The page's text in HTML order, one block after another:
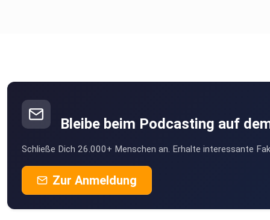
Bleibe beim Podcasting auf
Schließe Dich 26.000+ Menschen an. Erhalte interessante
Zur Anmeldung